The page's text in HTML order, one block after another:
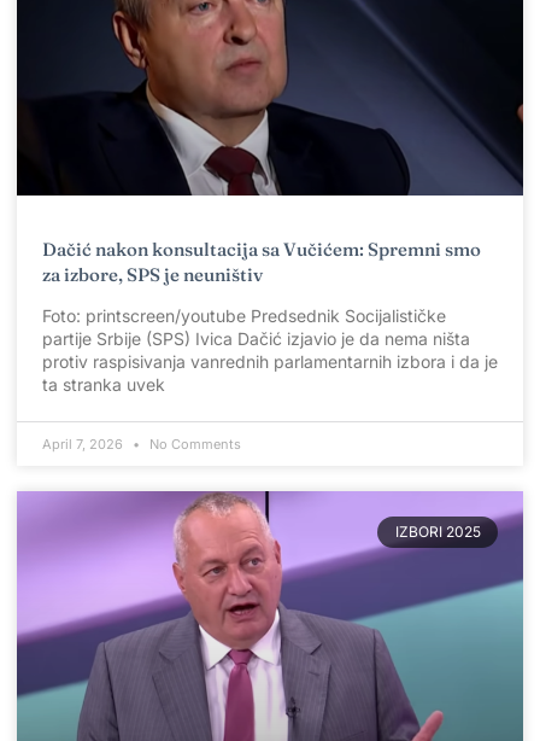
Dačić nakon konsultacija sa Vučićem: Spremni smo
za izbore, SPS je neuništiv
Foto: printscreen/youtube Predsednik Socijalističke
partije Srbije (SPS) Ivica Dačić izjavio je da nema ništa
protiv raspisivanja vanrednih parlamentarnih izbora i da je
ta stranka uvek
April 7, 2026 No Comments
IZBORI 2025